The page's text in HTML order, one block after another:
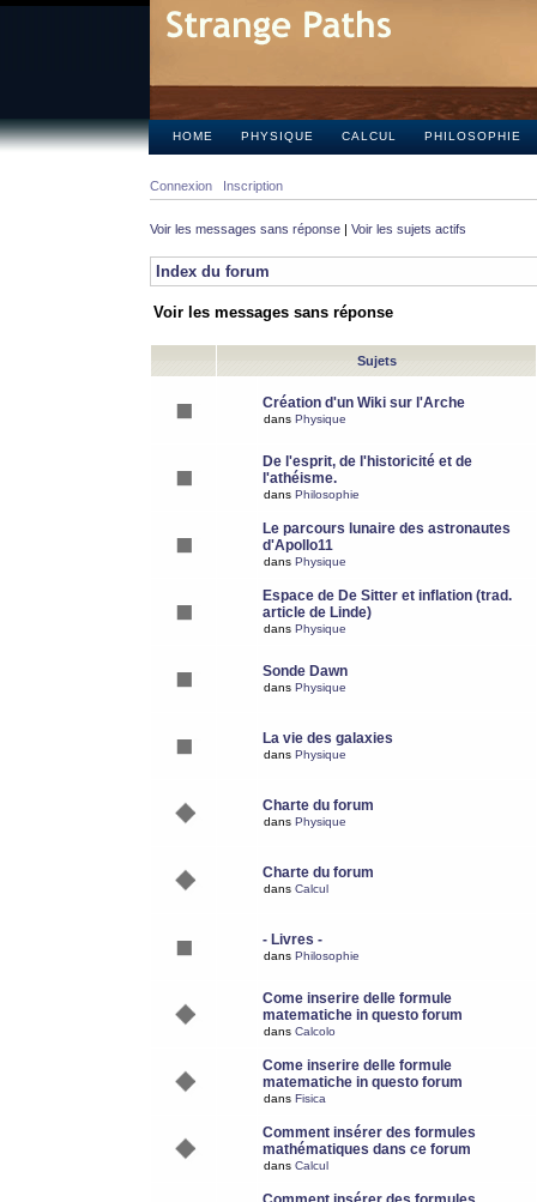
HOME PHYSIQUE CALCUL PHILOSOPHIE
Connexion Inscription
Voir les messages sans réponse | Voir les sujets actifs
Index du forum
Voir les messages sans réponse
Sujets
Création d'un Wiki sur l'Arche
dans Physique
De l'esprit, de l'historicité et de
l'athéisme.
dans Philosophie
Le parcours lunaire des astronautes
d'Apollo11
dans Physique
Espace de De Sitter et inflation (trad.
article de Linde)
dans Physique
Sonde Dawn
dans Physique
La vie des galaxies
dans Physique
Charte du forum
dans Physique
Charte du forum
dans Calcul
- Livres -
dans Philosophie
Come inserire delle formule
matematiche in questo forum
dans Calcolo
Come inserire delle formule
matematiche in questo forum
dans Fisica
Comment insérer des formules
mathématiques dans ce forum
dans Calcul